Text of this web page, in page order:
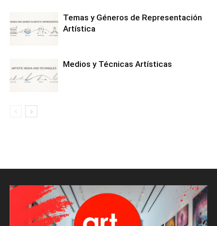
Temas y Géneros de Representación
Artística
Medios y Técnicas Artísticas